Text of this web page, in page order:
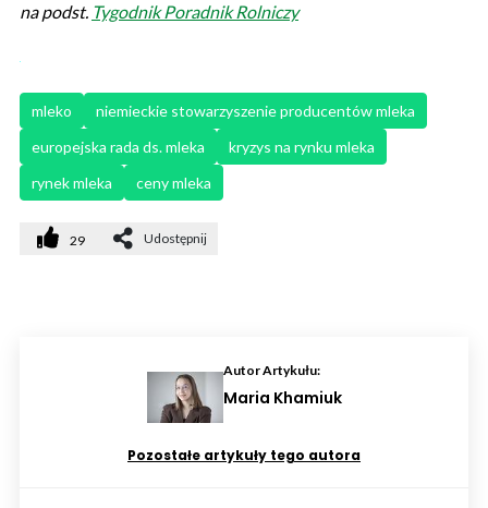
na podst. Tygodnik Poradnik Rolniczy
mleko
niemieckie stowarzyszenie producentów mleka
europejska rada ds. mleka
kryzys na rynku mleka
rynek mleka
ceny mleka
29 Udostępnij
Autor Artykułu:
Maria Khamiuk
Pozostałe artykuły tego autora